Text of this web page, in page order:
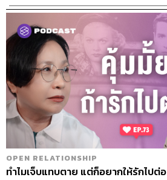
OPEN RELATIONSHIP
ทำไมเจ็บแทบตาย แต่ก็อยากให้รักไปต่อ